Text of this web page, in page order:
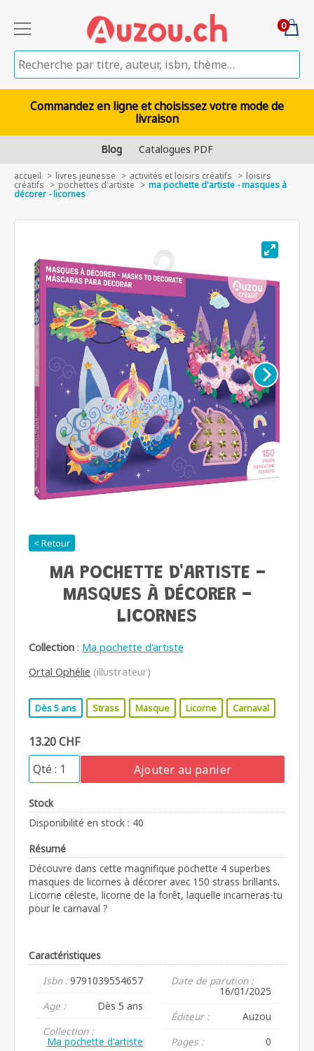
0
Commandez en ligne et choisissez votre mode de
livraison
Blog Catalogues PDF
accueil livres jeunesse activités et loisirs créatifs loisirs
créatifs pochettes d'artiste ma pochette d'artiste - masques à
décorer - licornes
< Retour
MA POCHETTE D'ARTISTE -
MASQUES À DÉCORER -
LICORNES
Collection : Ma pochette d'artiste
Ortal Ophélie (illustrateur)
Dès 5 ans Strass Masque Licorne Carnaval
13.20 CHF
Ajouter au panier
Stock
Disponibilité en stock : 40
Résumé
Découvre dans cette magnifique pochette 4 superbes
masques de licornes à décorer avec 150 strass brillants.
Licorne céleste, licorne de la forêt, laquelle incarneras-tu
pour le carnaval ?
Caractéristiques
Isbn :9791039554657
Age :
Dès 5 ans
Collection :
Ma pochette d'artiste
Date de parution :
16/01/2025
Éditeur :
Auzou
Pages :
0